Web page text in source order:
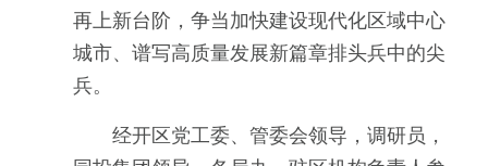
再上新台阶，争当加快建设现代化区域中心
城市、谱写高质量发展新篇章排头兵中的尖
兵。
经开区党工委、管委会领导，调研员，